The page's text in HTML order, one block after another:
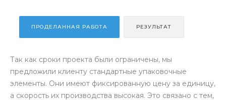
ПРОДЕЛАННАЯ РАБОТА РЕЗУЛЬТАТ
Так как сроки проекта были ограничены, мы
предложили клиенту стандартные упаковочные
элементы. Они имеют фиксированную цену за единицу,
а скорость их производства высокая. Это связано с тем,